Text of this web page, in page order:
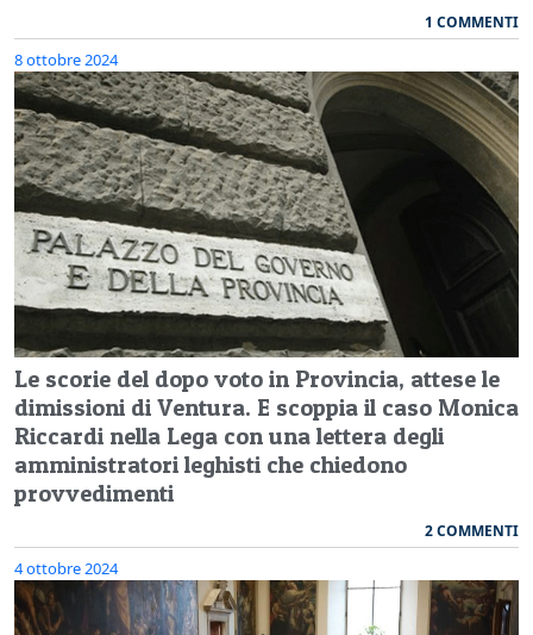
1 COMMENTI
8 ottobre 2024
Le scorie del dopo voto in Provincia, attese le
dimissioni di Ventura. E scoppia il caso Monica
Riccardi nella Lega con una lettera degli
amministratori leghisti che chiedono
provvedimenti
2 COMMENTI
4 ottobre 2024